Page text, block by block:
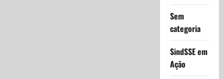
Sem
categoria
SindSSE em
Ação